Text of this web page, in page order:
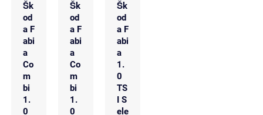
Šk
od
a F
abi
a
Co
m
bi
1.
0
Šk
od
a F
abi
a
Co
m
bi
1.
0
Šk
od
a F
abi
a
1.
0
TS
I S
ele